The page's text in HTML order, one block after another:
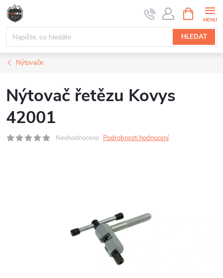
Přejít
obsah
HLEDAT
NÁKUPNÍ
KOŠÍK
Nýtovače
Nýtovač řetězu Kovys
42001
Neohodnoceno Podrobnosti hodnocení